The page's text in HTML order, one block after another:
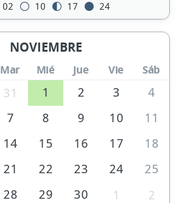
02 10 17 24
NOVIEMBRE
Mar Mié Jue Vie Sáb
31 1 2 3
4
7 8 9 10
11
14 15 16 17
18
21 22 23 24
25
28 29 30 1
2